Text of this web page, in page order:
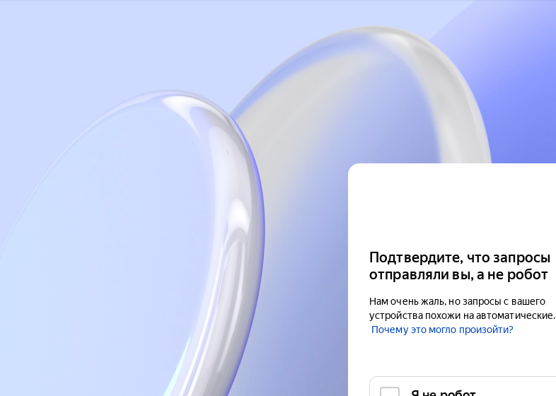
Подтвердите, что запросы
отправляли вы, а не робот
Нам очень жаль, но запросы с вашего
устройства похожи на автоматические.
Почему это могло произойти?